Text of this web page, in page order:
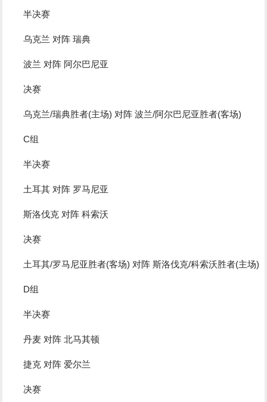
半决赛
乌克兰 对阵 瑞典
波兰 对阵 阿尔巴尼亚
决赛
乌克兰/瑞典胜者(主场) 对阵 波兰/阿尔巴尼亚胜者(客场)
C组
半决赛
土耳其 对阵 罗马尼亚
斯洛伐克 对阵 科索沃
决赛
土耳其/罗马尼亚胜者(客场) 对阵 斯洛伐克/科索沃胜者(主场)
D组
半决赛
丹麦 对阵 北马其顿
捷克 对阵 爱尔兰
决赛